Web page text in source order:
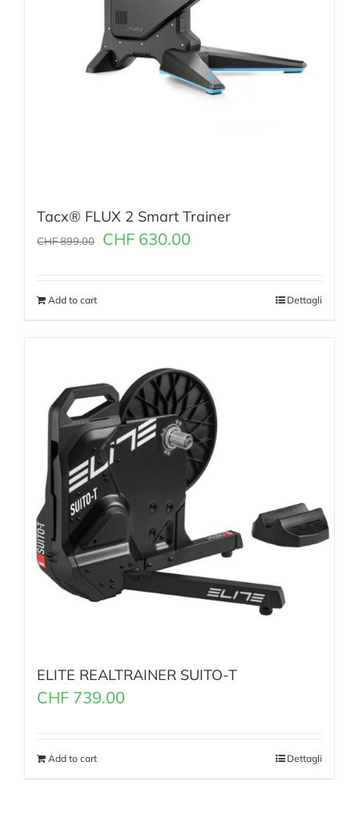
Tacx® FLUX 2 Smart Trainer
CHF899.00 CHF 630.00
Add to cart Dettagli
ELITE REALTRAINER SUITO-T
CHF 739.00
Add to cart Dettagli